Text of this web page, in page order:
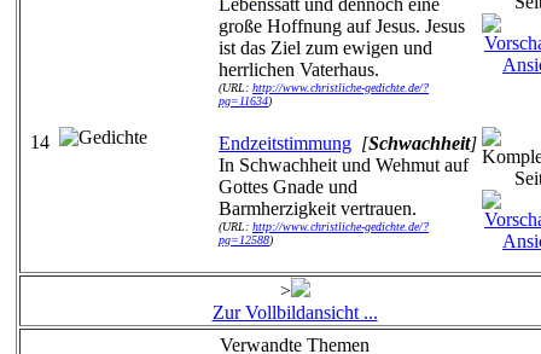
Lebenssatt und dennoch eine
große Hoffnung auf Jesus. Jesus
ist das Ziel zum ewigen und
herrlichen Vaterhaus.
(URL: http://www.christliche-gedichte.de/?
pg=11634)
14 Endzeitstimmung [Schwachheit]
In Schwachheit und Wehmut auf
Gottes Gnade und
Barmherzigkeit vertrauen.
(URL: http://www.christliche-gedichte.de/?
pg=12588)
>
Zur Vollbildansicht ...
Verwandte Themen